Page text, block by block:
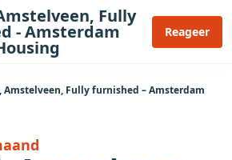
Fully
- Amsterdam Reageer
Amstelveen, Fully furnished – Amsterdam